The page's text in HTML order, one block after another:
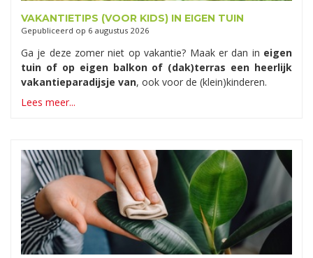
VAKANTIETIPS (VOOR KIDS) IN EIGEN TUIN
Gepubliceerd op 6 augustus 2026
Ga je deze zomer niet op vakantie? Maak er dan in eigen
tuin of op eigen balkon of (dak)terras een heerlijk
vakantieparadijsje van, ook voor de (klein)kinderen.
Lees meer...